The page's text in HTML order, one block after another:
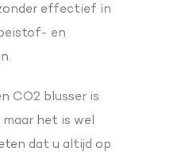
effectief in
en
CO2 blusser is
het is wel
dat u altijd op